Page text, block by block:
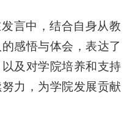
言中，结合自身从教
感悟与体会，表达了
及对学院培养和支持
力，为学院发展贡献